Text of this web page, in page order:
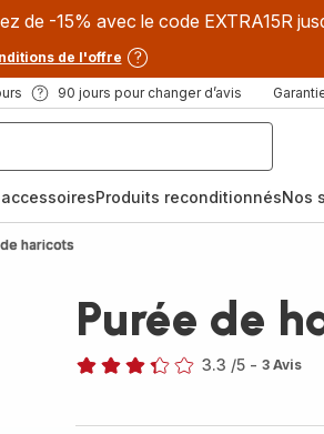
de -15% avec le code EXTRA15R
de l'offre
90 jours pour changer d’avis
Produits reconditionnésNos
haricots
Purée de
3.3 /5 - 3 Avis